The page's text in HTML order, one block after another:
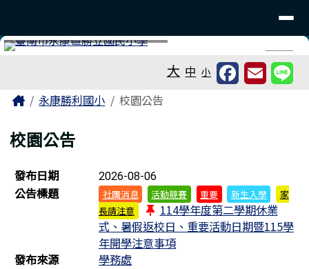
⏸
大 中 小
主內容區域
Home永康勝利國小 校園公告
校園公告
新聞列表
發布日期 2026-08-06
公告標題 社團消息 活動競賽 重要 新生入學
家
長請注意
114學年度第二學期休業
式、暑假返校日、重要活動日期暨115學
年開學注意事項
發布來源
學務處
頁尾區域